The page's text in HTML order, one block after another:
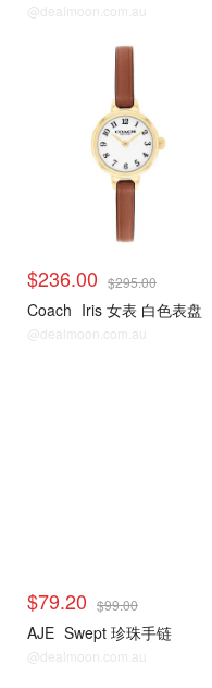
@dealmoon.com.au
$236.00 $295.00
Coach Iris 女表 白色表盘
@dealmoon.com.au
$79.20 $99.00
AJE Swept 珍珠手链
@dealmoon.com.au